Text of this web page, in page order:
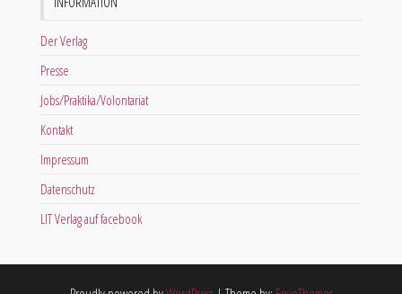
Der Verlag
Presse
Jobs/Praktika/Volontariat
Kontakt
Impressum
Datenschutz
LIT Verlag auf facebook